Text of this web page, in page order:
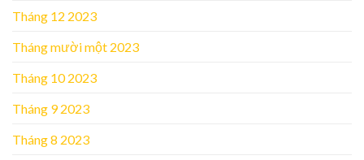
Tháng 12 2023
Tháng mười một 2023
Tháng 10 2023
Tháng 9 2023
Tháng 8 2023